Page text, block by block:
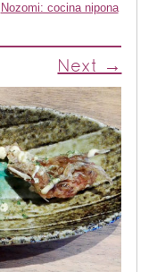
Nozomi: cocina nipona
Next →